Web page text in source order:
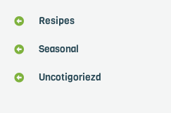
Resipes
Seasonal
Uncotigoriezd